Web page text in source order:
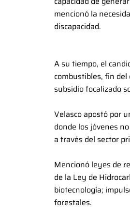
mencionó la
discapacidad.
A su tiempo, el
combustibles, fin
subsidio focalizado
Velasco apostó por
donde los jóvenes
a través del sector
Mencionó leyes de
de la Ley de
biotecnología;
forestales.